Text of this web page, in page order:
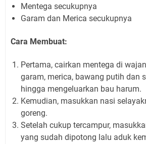
Mentega secukupnya
Garam dan Merica secukupnya
Cara Membuat:
Pertama, cairkan mentega di
garam, merica, bawang putih dan
hingga mengeluarkan bau harum.
Kemudian, masukkan nasi
goreng.
Setelah cukup tercampur,
yang sudah dipotong lalu aduk